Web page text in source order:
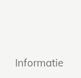
Informatie